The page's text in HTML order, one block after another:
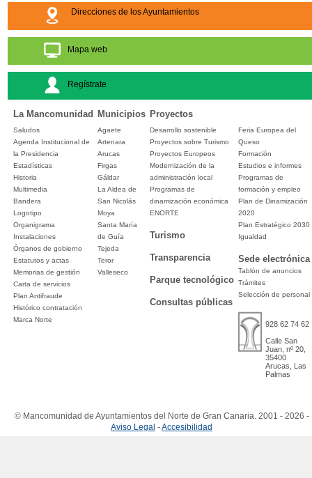
Direcciones de los Ayuntamientos
Mapa web
Regístrate
La Mancomunidad Municipios Proyectos
Saludos
Agenda Institucional de
la Presidencia
Estadísticas
Historia
Multimedia
Bandera
Logotipo
Organigrama
Instalaciones
Órganos de gobierno
Estatutos y actas
Memorias de gestión
Carta de servicios
Plan Antifraude
Histórico contratación
Marca Norte
Agaete
Artenara
Arucas
Firgas
Gáldar
La Aldea de
San Nicolás
Moya
Santa María
de Guía
Tejeda
Teror
Valleseco
Desarrollo sostenible
Proyectos sobre Turismo
Proyectos Europeos
Modernización de la
administración local
Programas de
dinamización económica
ENORTE
Turismo
Transparencia
Parque tecnológico
Consultas públicas
Feria Europea del
Queso
Formación
Estudios e informes
Programas de
formación y empleo
Plan de Dinamización
2020
Plan Estratégico 2030
Igualdad
Sede electrónica
Tablón de anuncios
Trámites
Selección de personal
928 62 74 62
Calle San
Juan, nº 20,
35400
Arucas, Las
Palmas
© Mancomunidad de Ayuntamientos del Norte de Gran Canaria. 2001 - 2026 -
Aviso Legal -Accesibilidad